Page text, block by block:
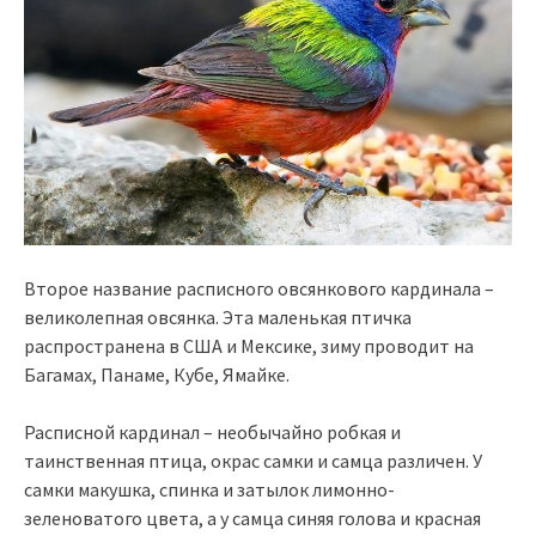
Второе название расписного овсянкового кардинала –
великолепная овсянка. Эта маленькая птичка
распространена в США и Мексике, зиму проводит на
Багамах, Панаме, Кубе, Ямайке.
Расписной кардинал – необычайно робкая и
таинственная птица, окрас самки и самца различен. У
самки макушка, спинка и затылок лимонно-
зеленоватого цвета, а у самца синяя голова и красная